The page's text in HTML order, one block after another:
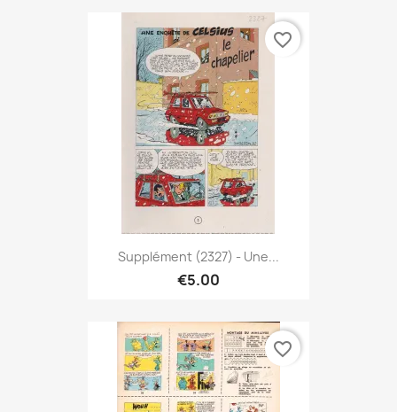
Supplément (2327) - Une...
€5.00
favorite_border
favorite_border